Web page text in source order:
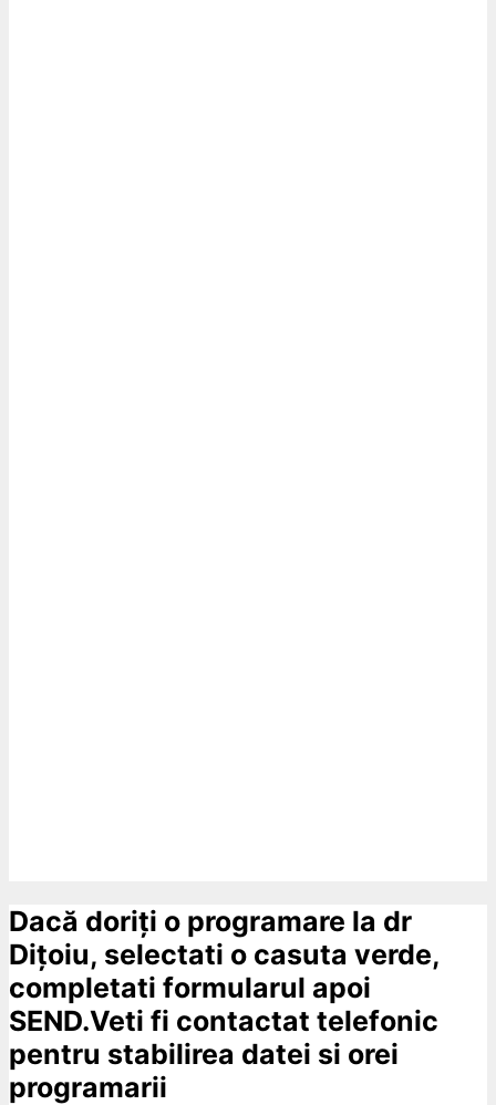
Dacă doriți o programare la dr
Dițoiu, selectati o casuta verde,
completati formularul apoi
SEND.Veti fi contactat telefonic
pentru stabilirea datei si orei
programarii